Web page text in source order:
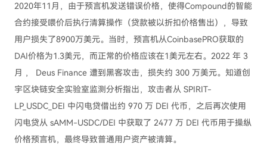
2020年11月，由于预言机发送错误价格，使得Compound的智能
合约接受喂价后执行清算操作（贷款被以折扣价格售出），导致
用户损失了8900万美元。当时，预言机从CoinbasePRO获取的
DAI价格为1.3美元，而正常的价格应该在1美元左右。2022 年 3
月 ， Deus Finance 遭到黑客攻击，损失约 300 万美元。知道创
宇区块链安全实验室监测分析指出，攻击者从 SPIRIT-
LP_USDC_DEI 中闪电贷借出约 970 万 DEI 代币，之后再次使用
闪电贷从 sAMM-USDC/DEI 中获取了 2477 万 DEI 代币用于操纵
价格预言机，最终导致普通用户资产被清算。